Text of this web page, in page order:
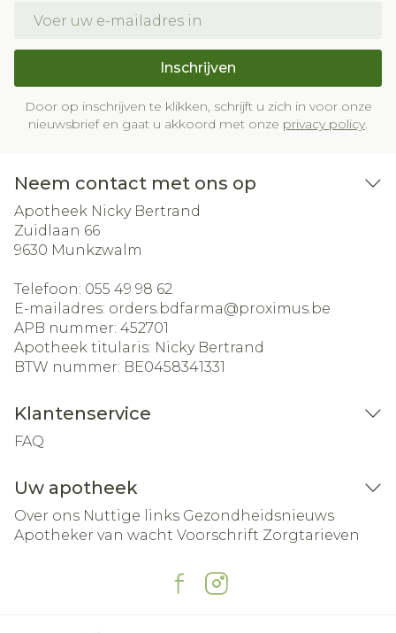
Inschrijven
Door op inschrijven te klikken, schrijft u zich in voor onze
nieuwsbrief en gaat u akkoord met onze privacy policy.
Neem contact met ons op
Apotheek Nicky Bertrand
Zuidlaan 66
9630 Munkzwalm
Telefoon: 055 49 98 62
E-mailadres: orders.bdfarma@proximus.be
APB nummer: 452701
Apotheek titularis: Nicky Bertrand
BTW nummer: BE0458341331
Klantenservice
FAQ
Uw apotheek
Over ons Nuttige links Gezondheidsnieuws
Apotheker van wacht Voorschrift Zorgtarieven